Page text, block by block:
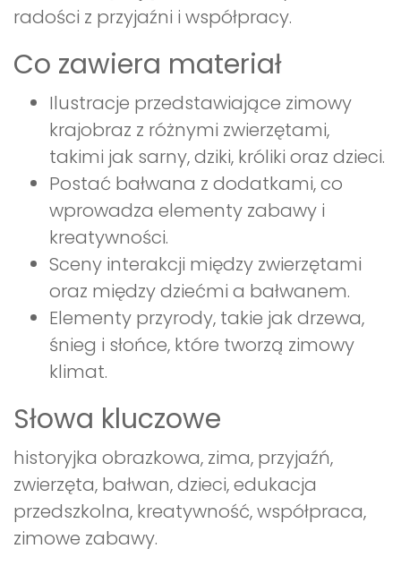
radości z przyjaźni i współpracy.
Co zawiera materiał
Ilustracje przedstawiające zimowy
krajobraz z różnymi zwierzętami,
takimi jak sarny, dziki, króliki oraz dzieci.
Postać bałwana z dodatkami, co
wprowadza elementy zabawy i
kreatywności.
Sceny interakcji między zwierzętami
oraz między dziećmi a bałwanem.
Elementy przyrody, takie jak drzewa,
śnieg i słońce, które tworzą zimowy
klimat.
Słowa kluczowe
historyjka obrazkowa, zima, przyjaźń,
zwierzęta, bałwan, dzieci, edukacja
przedszkolna, kreatywność, współpraca,
zimowe zabawy.